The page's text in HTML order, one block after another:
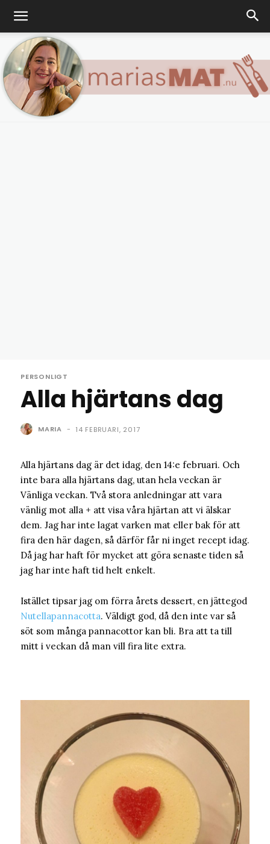
PERSONLIGT
Alla hjärtans dag
MARIA - 14 FEBRUARI, 2017
Alla hjärtans dag är det idag, den 14:e februari. Och
inte bara alla hjärtans dag, utan hela veckan är
Vänliga veckan. Två stora anledningar att vara
vänlig mot alla + att visa våra hjärtan att vi älskar
dem. Jag har inte lagat varken mat eller bak för att
fira den här dagen, så därför får ni inget recept idag.
Då jag har haft för mycket att göra senaste tiden så
jag har inte haft tid helt enkelt.
Istället tipsar jag om förra årets dessert, en jättegod
Nutellapannacotta. Väldigt god, då den inte var så
söt som många pannacottor kan bli. Bra att ta till
mitt i veckan då man vill fira lite extra.